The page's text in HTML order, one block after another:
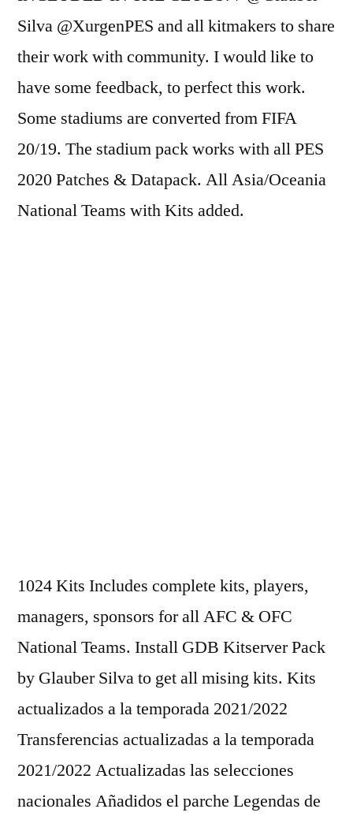
Silva @XurgenPES and all kitmakers to share
their work with community. I would like to
have some feedback, to perfect this work.
Some stadiums are converted from FIFA
20/19. The stadium pack works with all PES
2020 Patches & Datapack. All Asia/Oceania
National Teams with Kits added.
1024 Kits Includes complete kits, players,
managers, sponsors for all AFC & OFC
National Teams. Install GDB Kitserver Pack
by Glauber Silva to get all mising kits. Kits
actualizados a la temporada 2021/2022
Transferencias actualizadas a la temporada
2021/2022 Actualizadas las selecciones
nacionales Añadidos el parche Legendas de